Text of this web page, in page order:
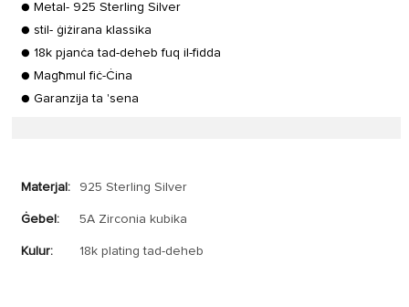
● Metal- 925 Sterling Silver
● stil- ġiżirana klassika
● 18k pjanċa tad-deheb fuq il-fidda
● Magħmul fiċ-Ċina
● Garanzija ta 'sena
Materjal: 925 Sterling Silver
Ġebel: 5A Zirconia kubika
Kulur: 18k plating tad-deheb